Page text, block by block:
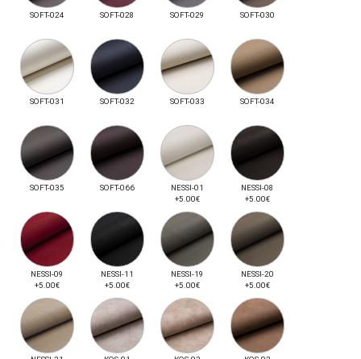
SOFT-024 SOFT-028 SOFT-029 SOFT-030
SOFT-031 SOFT-032 SOFT-033 SOFT-034
SOFT-035 SOFT-066
NESSI-01
+5.00€
NESSI-08
+5.00€
NESSI-09
+5.00€
NESSI-11
+5.00€
NESSI-19
+5.00€
NESSI-20
+5.00€